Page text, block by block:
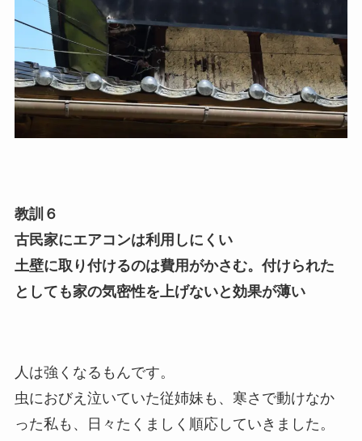
教訓６
古民家にエアコンは利用しにくい
土壁に取り付けるのは費用がかさむ。付けられた
としても家の気密性を上げないと効果が薄い
人は強くなるもんです。
虫におびえ泣いていた従姉妹も、寒さで動けなか
った私も、日々たくましく順応していきました。